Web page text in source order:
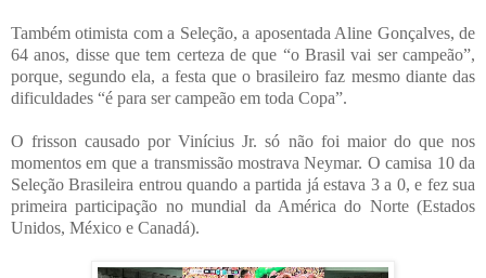
Também otimista com a Seleção, a aposentada Aline Gonçalves, de
64 anos, disse que tem certeza de que “o Brasil vai ser campeão”,
porque, segundo ela, a festa que o brasileiro faz mesmo diante das
dificuldades “é para ser campeão em toda Copa”.
O frisson causado por Vinícius Jr. só não foi maior do que nos
momentos em que a transmissão mostrava Neymar. O camisa 10 da
Seleção Brasileira entrou quando a partida já estava 3 a 0, e fez sua
primeira participação no mundial da América do Norte (Estados
Unidos, México e Canadá).